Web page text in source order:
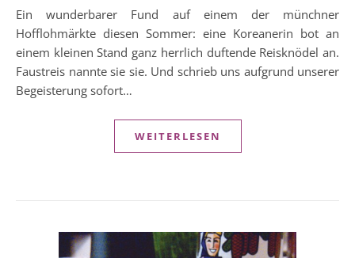
Ein wunderbarer Fund auf einem der münchner
Hofflohmärkte diesen Sommer: eine Koreanerin bot an
einem kleinen Stand ganz herrlich duftende Reisknödel an.
Faustreis nannte sie sie. Und schrieb uns aufgrund unserer
Begeisterung sofort…
WEITERLESEN